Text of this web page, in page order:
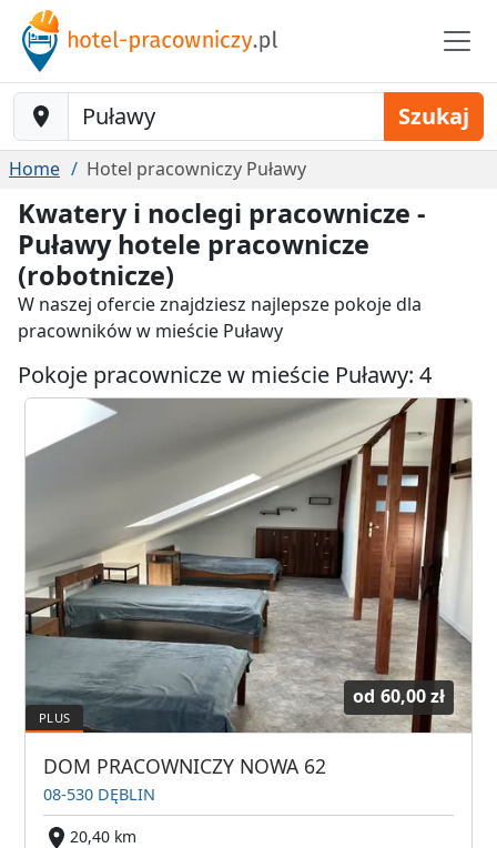
Baustelle-Location Szukaj
Home Hotel pracowniczy Puławy
Kwatery i noclegi pracownicze -
Puławy hotele pracownicze
(robotnicze)
W naszej ofercie znajdziesz najlepsze pokoje dla
pracowników w mieście Puławy
Pokoje pracownicze w mieście Puławy: 4
od 60,00 zł
DOM PRACOWNICZY NOWA 62
08-530 DĘBLIN
20,40 km